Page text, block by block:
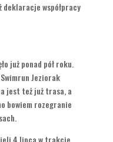
deklaracje współpracy
już ponad pół roku.
Jeziorak
jest też już trasa, a
bowiem rozegranie